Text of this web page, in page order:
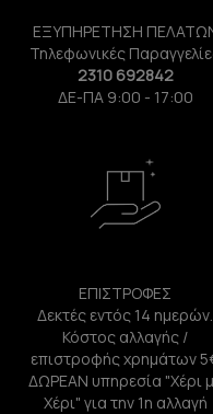
ΕΞΥΠΗΡΕΤΗΣΗ
Τηλεφωνικές
2310 692842
ΔΕ-ΠΑ 9:00 - 17:00
ΕΠΙΣΤΡΟΦΕΣ
Δεκτές εντός 14 ημερών.
Κόστος αλλαγής /
επιστροφής χρημάτων
ΔΩΡΕΑΝ υπηρεσία "Χέρι
Χέρι" για την 1η αλλαγή